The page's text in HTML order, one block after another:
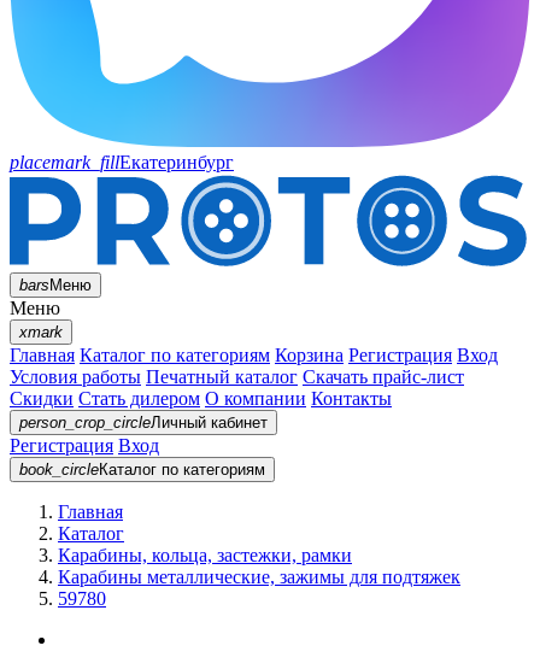
placemark_fillЕкатеринбург
barsМеню
Меню
xmark
Главная Каталог по категориям Корзина Регистрация Вход
Условия работы Печатный каталог Скачать прайс-лист
Скидки Стать дилером О компании Контакты
person_crop_circleЛичный кабинет
Регистрация Вход
book_circleКаталог по категориям
Главная
Каталог
Карабины, кольца, застежки, рамки
Карабины металлические, зажимы для подтяжек
59780